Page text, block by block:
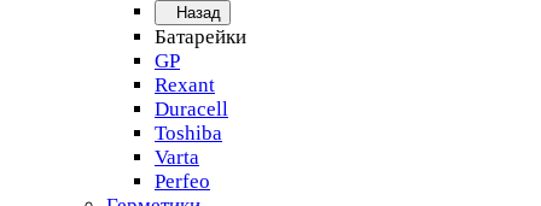
Назад
Батарейки
GP
Rexant
Duracell
Toshiba
Varta
Perfeo